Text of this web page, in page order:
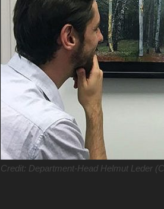
Credit: Department-Head Helmut Leder